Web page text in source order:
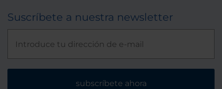
Suscríbete a nuestra newsletter
subscríbete ahora